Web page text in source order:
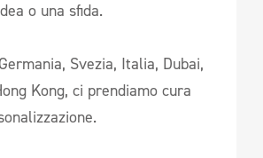
o una sfida.
Svezia, Italia, Dubai,
Kong, ci prendiamo cura